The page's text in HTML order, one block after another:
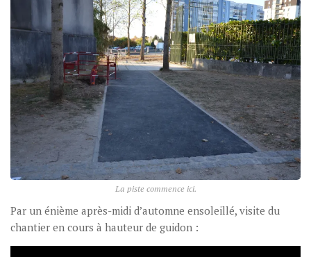
La piste commence ici.
Par un énième après-midi d’automne ensoleillé, visite du
chantier en cours à hauteur de guidon :